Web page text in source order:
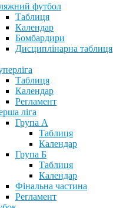
футбол
Таблиця
Календар
Бомбардири
Дисциплінарна таблиця
Таблиця
Календар
Регламент
ліга
Група А
Таблиця
Календар
Група Б
Таблиця
Календар
Фінальна частина
Регламент